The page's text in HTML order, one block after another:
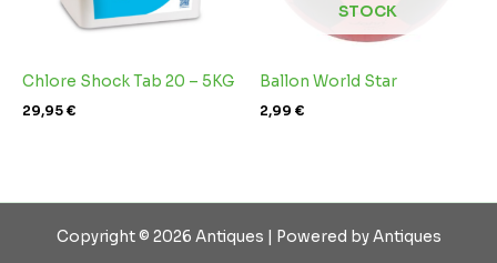
Chlore Shock Tab 20 – 5KG
29,95€
STOCK
Ballon World Star
2,99 €
Copyright © 2026 Antiques | Powered by Antiques